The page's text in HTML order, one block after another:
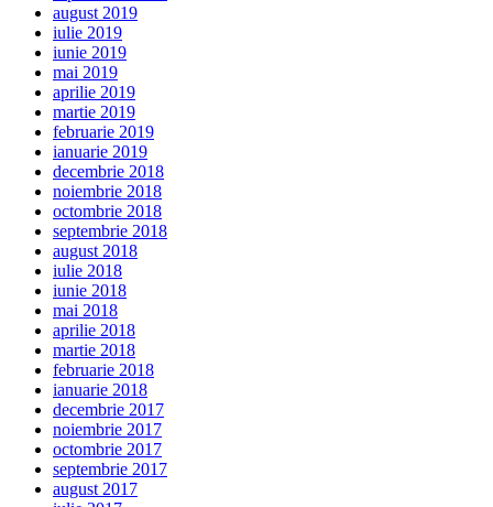
august 2019
iulie 2019
iunie 2019
mai 2019
aprilie 2019
martie 2019
februarie 2019
ianuarie 2019
decembrie 2018
noiembrie 2018
octombrie 2018
septembrie 2018
august 2018
iulie 2018
iunie 2018
mai 2018
aprilie 2018
martie 2018
februarie 2018
ianuarie 2018
decembrie 2017
noiembrie 2017
octombrie 2017
septembrie 2017
august 2017